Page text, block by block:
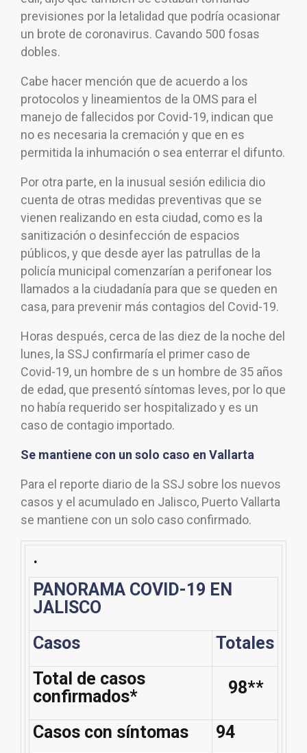
previsiones por la letalidad que podría ocasionar
un brote de coronavirus. Cavando 500 fosas
dobles.
Cabe hacer mención que de acuerdo a los
protocolos y lineamientos de la OMS para el
manejo de fallecidos por Covid-19, indican que
no es necesaria la cremación y que en es
permitida la inhumación o sea enterrar el difunto.
Por otra parte, en la inusual sesión edilicia dio
cuenta de otras medidas preventivas que se
vienen realizando en esta ciudad, como es la
sanitización o desinfección de espacios
públicos, y que desde ayer las patrullas de la
policía municipal comenzarían a perifonear los
llamados a la ciudadanía para que se queden en
casa, para prevenir más contagios del Covid-19.
Horas después, cerca de las diez de la noche del
lunes, la SSJ confirmaría el primer caso de
Covid-19, un hombre de s un hombre de 35 años
de edad, que presentó síntomas leves, por lo que
no había requerido ser hospitalizado y es un
caso de contagio importado.
Se mantiene con un solo caso en Vallarta
Para el reporte diario de la SSJ sobre los nuevos
casos y el acumulado en Jalisco, Puerto Vallarta
se mantiene con un solo caso confirmado.
.
PANORAMA COVID-19 EN
JALISCO
Casos
Totales
Total de casos
confirmados*
98**
Casos con síntomas
94